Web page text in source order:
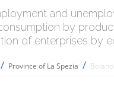
and
by
of enterprises by
/ Province of La Spezia / Bolano